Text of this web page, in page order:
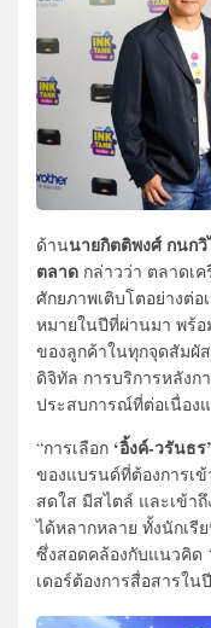
ด้านนายกิตติพงศ์ กนก
ตลาด กล่าวว่า ตลาดเ
ศักยภาพเติบโตอย่างต่อ
หมายในปีที่ผ่านมา พร้
ของลูกค้าในทุกจุดสัมผั
ดิจิทัล การบริการหลังก
ประสบการณ์ที่ต่อเนื่อง
“การเลือก ‘อิ้งค์-วรันธร’
ของแบรนด์ที่ต้องการเ
สดใส มีสไตล์ และเข้า
ได้หลากหลาย ทั้งนักเรี
ซึ่งสอดคล้องกับแนวคิด
เดอร์ต้องการสื่อสารใน